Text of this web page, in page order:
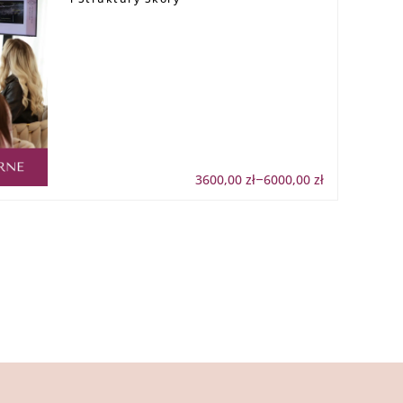
3600,00 zł–6000,00 zł
Zakres